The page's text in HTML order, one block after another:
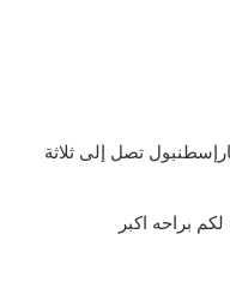
تصل إلى ثلاثة
براحه اكبر